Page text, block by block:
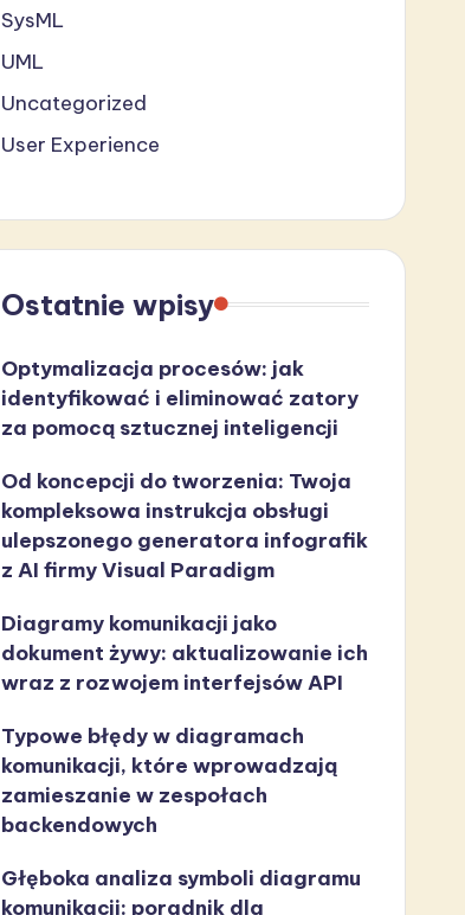
SysML
UML
Uncategorized
User Experience
Ostatnie wpisy
Optymalizacja procesów: jak
identyfikować i eliminować zatory
za pomocą sztucznej inteligencji
Od koncepcji do tworzenia: Twoja
kompleksowa instrukcja obsługi
ulepszonego generatora infografik
z AI firmy Visual Paradigm
Diagramy komunikacji jako
dokument żywy: aktualizowanie ich
wraz z rozwojem interfejsów API
Typowe błędy w diagramach
komunikacji, które wprowadzają
zamieszanie w zespołach
backendowych
Głęboka analiza symboli diagramu
komunikacji: poradnik dla